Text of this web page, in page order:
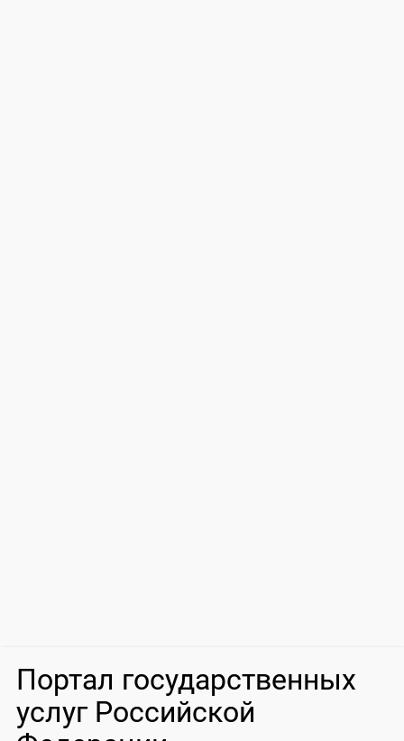
Портал государственных
услуг Российской